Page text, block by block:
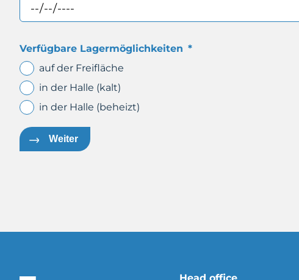
Verfügbare Lagermöglichkeiten *
auf der Freifläche
in der Halle (kalt)
in der Halle (beheizt)
Weiter
Head office